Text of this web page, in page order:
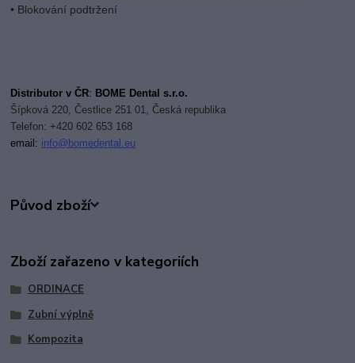
• Blokování podtržení
Distributor v ČR: BOME Dental s.r.o.
Šípková 220, Čestlice 251 01, Česká republika
Telefon: +420 602 653 168
email: info@bomedental.eu
Původ zboží
Zboží zařazeno v kategoriích
ORDINACE
Zubní výplně
Kompozita